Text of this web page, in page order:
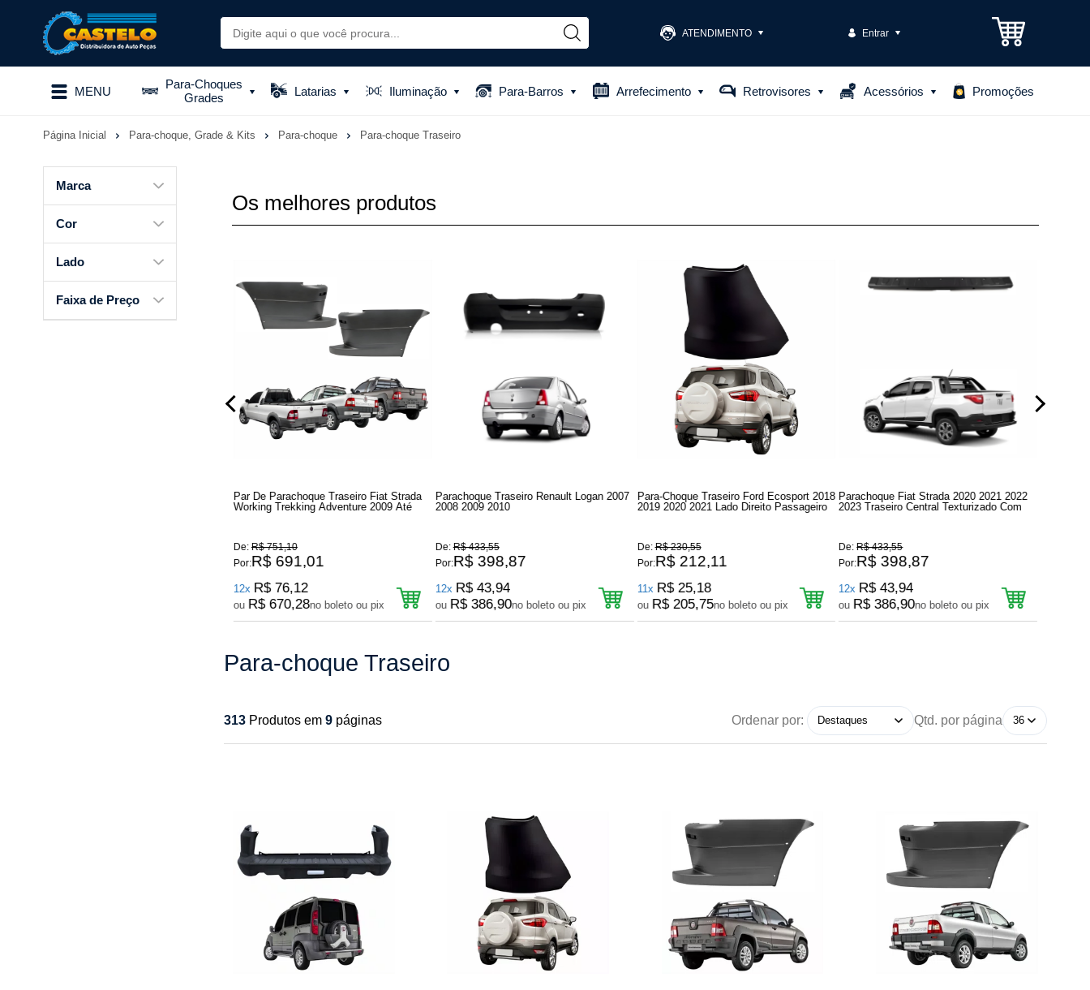
ATENDIMENTO
(48) 3301-1575
Entrar
MENU
Para-Choques
Grades
Latarias Iluminação Para-Barros Arrefecimento Retrovisores Acessórios Promoções
Página Inicial Para-choque, Grade & Kits Para-choque Para-choque Traseiro
Marca
Cor
Lado
Faixa de Preço
Os melhores produtos
Par De Parachoque Traseiro Fiat Strada
Working Trekking Adventure 2009 Até
De:R$ 751,10
Por:R$ 691,01
12x R$ 76,12
ou R$ 670,28no boleto ou pix
Parachoque Traseiro Renault Logan 2007
2008 2009 2010
De:R$ 433,55
Por:R$ 398,87
12x R$ 43,94
ou R$ 386,90no boleto ou pix
Para-Choque Traseiro Ford Ecosport 2018
2019 2020 2021 Lado Direito Passageiro
De:R$ 230,55
Por:R$ 212,11
11x R$ 25,18
ou R$ 205,75no boleto ou pix
Parachoque Fiat Strada 2020 2021 2022
2023 Traseiro Central Texturizado Com
De:R$ 433,55
Por:R$ 398,87
12x R$ 43,94
ou R$ 386,90no boleto ou pix
Para-choque Traseiro
313 Produtos em 9 páginas Ordenar por: Qtd. por página